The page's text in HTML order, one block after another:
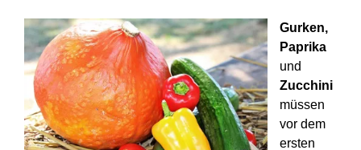
Gurken,
Paprika
und
Zucchini
müssen
vor dem
ersten